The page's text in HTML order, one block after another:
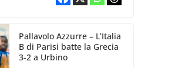
Pallavolo Azzurre – L’Italia
B di Parisi batte la Grecia
3-2 a Urbino